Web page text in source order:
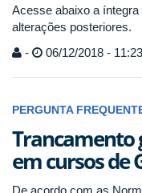
Acesse abaixo a
alterações posteriores.
-
06/12/2018 -
PERGUNTA
Trancamento
em cursos de
De acordo com as